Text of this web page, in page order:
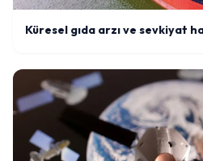
Küresel gıda arzı ve sevkiyat